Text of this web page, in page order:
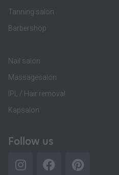
Tanning salon
Barbershop
Nail salon
Massagesalon
IPL / Hair removal
Kapsalon
Follow us